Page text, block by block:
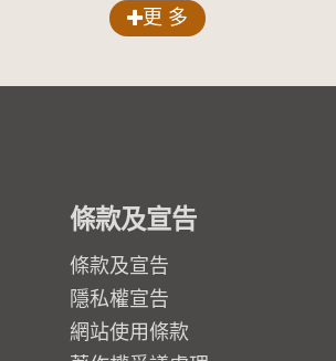
更 多
條款及宣告
條款及宣告
隱私權宣告
網站使用條款